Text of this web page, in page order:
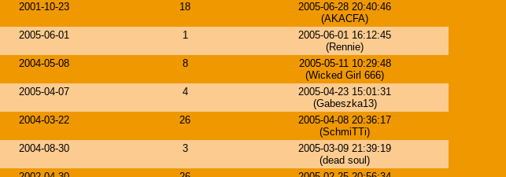
2001-10-23 18
2005-06-28 20:40:46
(AKACFA)
2005-06-01 1
2005-06-01 16:12:45
(Rennie)
2004-05-08 8
2005-05-11 10:29:48
(Wicked Girl 666)
2005-04-07 4
2005-04-23 15:01:31
(Gabeszka13)
2004-03-22 26
2005-04-08 20:36:17
(SchmiTTi)
2004-08-30 3
2005-03-09 21:39:19
(dead soul)